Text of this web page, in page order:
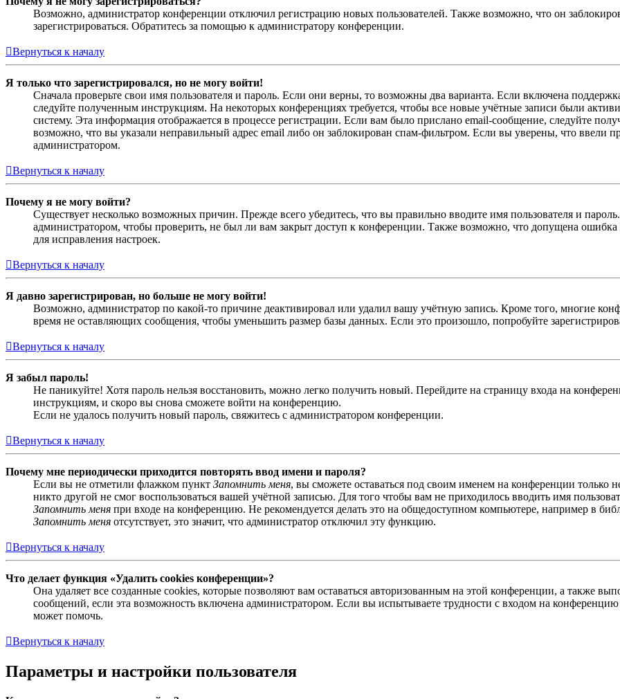
Возможно, администратор конференции отключил регистрацию новых пользователей. Также возможно, что он
зарегистрироваться. Обратитесь за помощью к администратору конференции.
Вернуться к началу
Я только что зарегистрировался, но не могу войти!
Сначала проверьте свои имя пользователя и пароль. Если они верны, то возможны два варианта. Если включена
следуйте полученным инструкциям. На некоторых конференциях требуется, чтобы все новые учётные записи были
систему. Эта информация отображается в процессе регистрации. Если вам было прислано email-сообщение, следуйте
возможно, что вы указали неправильный адрес email либо он заблокирован спам-фильтром. Если вы уверены, что ввели
администратором.
Вернуться к началу
Почему я не могу войти?
Существует несколько возможных причин. Прежде всего убедитесь, что вы правильно вводите имя пользователя и
администратором, чтобы проверить, не был ли вам закрыт доступ к конференции. Также возможно, что допущена
для исправления настроек.
Вернуться к началу
Я давно зарегистрирован, но больше не могу войти!
Возможно, администратор по какой-то причине деактивировал или удалил вашу учётную запись. Кроме того, многие
время не оставляющих сообщения, чтобы уменьшить размер базы данных. Если это произошло, попробуйте
Вернуться к началу
Я забыл пароль!
Не паникуйте! Хотя пароль нельзя восстановить, можно легко получить новый. Перейдите на страницу входа на
инструкциям, и скоро вы снова сможете войти на конференцию.
Если не удалось получить новый пароль, свяжитесь с администратором конференции.
Вернуться к началу
Почему мне периодически приходится повторять ввод имени и пароля?
Если вы не отметили флажком пункт Запомнить меня, вы сможете оставаться под своим именем на конференции только
никто другой не смог воспользоваться вашей учётной записью. Для того чтобы вам не приходилось вводить имя
Запомнить меня при входе на конференцию. Не рекомендуется делать это на общедоступном компьютере, например в
Запомнить меня отсутствует, это значит, что администратор отключил эту функцию.
Вернуться к началу
Что делает функция «Удалить cookies конференции»?
Она удаляет все созданные cookies, которые позволяют вам оставаться авторизованным на этой конференции, а также
сообщений, если эта возможность включена администратором. Если вы испытываете трудности с входом на
может помочь.
Вернуться к началу
Параметры и настройки пользователя